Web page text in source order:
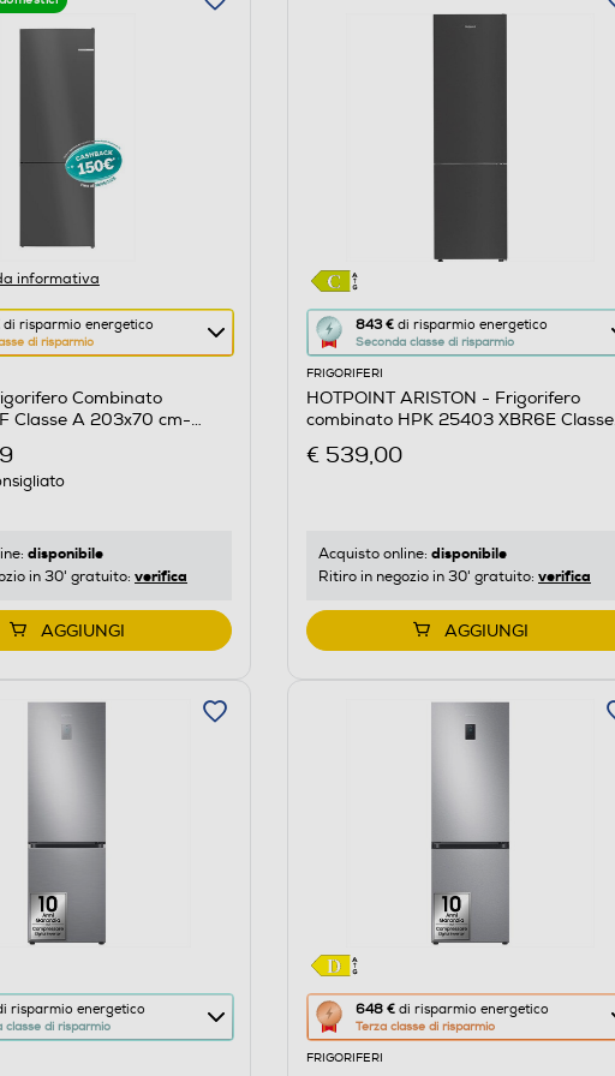
informativa
di risparmio energetico
di risparmio
Combinato
Classe A 203x70 cm-
disponibile
in 30' gratuito: verifica
AGGIUNGI
843 €di risparmio energetico
Seconda classe di risparmio
Questa
azione
aprirà
il
di
di
Youreko.
FRIGORIFERI
HOTPOINT ARISTON - Frigorifero
combinato HPK 25403 XBR6E Classe
€ 539,00
Acquisto online: disponibile
Ritiro in negozio in 30' gratuito: verifica
AGGIUNGI
risparmio energetico
classe di risparmio
648 €di risparmio energetico
Terza classe di risparmio
Questa
azione
aprirà
FRIGORIFERI